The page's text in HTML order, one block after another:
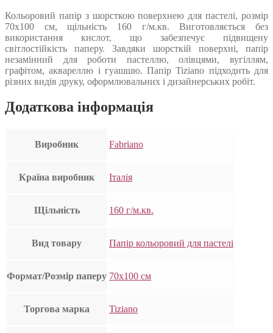
Кольоровий папір з шорсткою поверхнею для пастелі, розмір
70х100 см, щільність 160 г/м.кв. Виготовляється без
використання кислот, що забезпечує підвищену
світлостійкість паперу. Завдяки шорсткій поверхні, папір
незамінний для роботи пастеллю, олівцями, вугіллям,
графітом, аквареллю і гуашшю. Папір Tiziano підходить для
різних видів друку, оформлювальних і дизайнерських робіт.
Додаткова інформація
Виробник Fabriano
Країна виробник Італія
Щільність 160 г/м.кв.
Вид товару Папір кольоровий для пастелі
Формат/Розмір паперу 70х100 см
Торгова марка Tiziano